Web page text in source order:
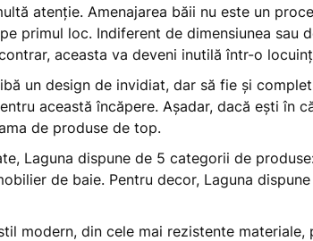
atenție. Amenajarea băii nu este un
primul loc. Indiferent de dimensiunea sau
aceasta va deveni inutilă într-o
un design de invidiat, dar să fie și
această încăpere. Așadar, dacă ești în
de produse de top.
Laguna dispune de 5 categorii de
de baie. Pentru decor, Laguna
modern, din cele mai rezistente